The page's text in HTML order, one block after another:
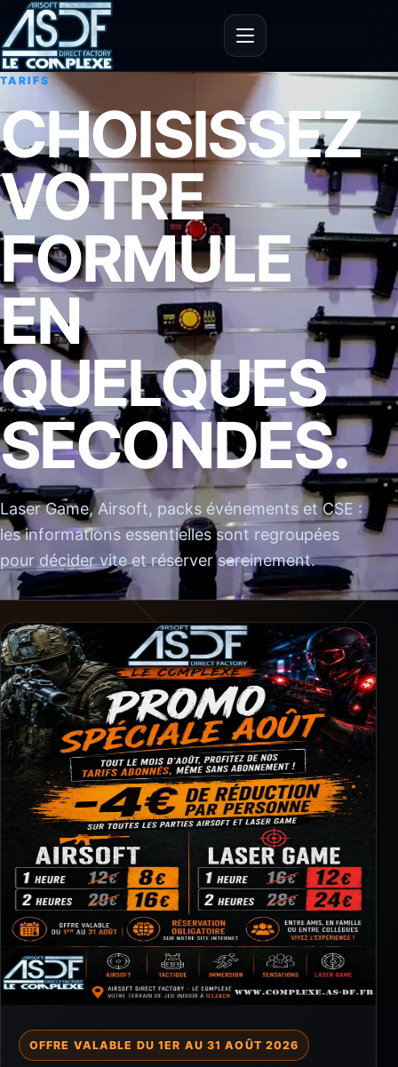
Ouvrir le menu
TARIFS
CHOISISSEZ
VOTRE
FORMULE
EN
QUELQUES
SECONDES.
Laser Game, Airsoft, packs événements et CSE :
les informations essentielles sont regroupées
pour décider vite et réserver sereinement.
OFFRE VALABLE DU 1ER AU 31 AOÛT 2026